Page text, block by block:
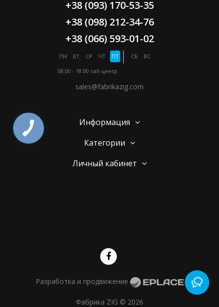
+38 (093) 170-53-35
+38 (098) 212-34-76
+38 (066) 593-01-02
ПН ВТ СР ЧТ ПТ СБ
ВС
08:00 - 18:00 call-центр
sales@fabrikazig.com
Информация
Категории
Личный кабинет
Фабрика ZIG © 2026
Разработка и продвижение